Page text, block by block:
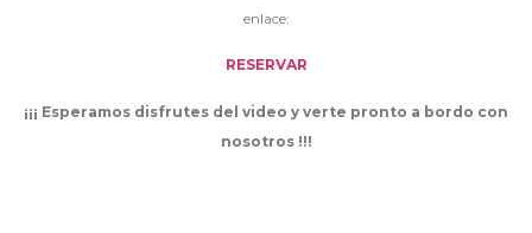
enlace:
RESERVAR
¡¡¡ Esperamos disfrutes del video y verte pronto a bordo con
nosotros !!!